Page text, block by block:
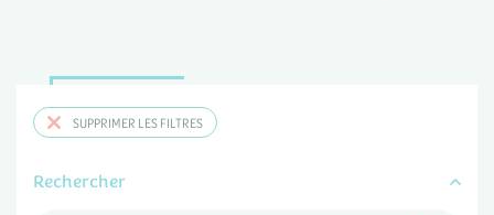
SUPPRIMER LES FILTRES
Rechercher